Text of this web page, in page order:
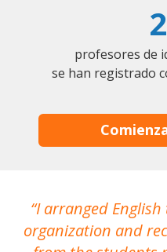
profesores de
se han registrado
I arranged
organization and